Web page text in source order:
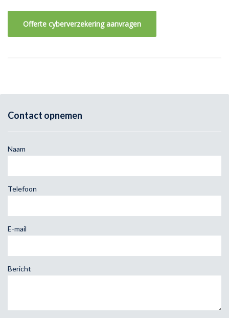
Offerte cyberverzekering aanvragen
Contact opnemen
Naam
Telefoon
E-mail
Bericht